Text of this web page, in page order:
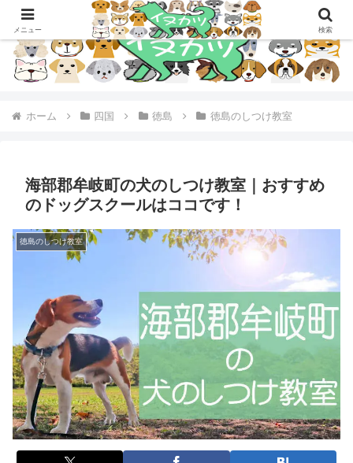
ホーム 四国 徳島 徳島のしつけ教室
海部郡牟岐町の犬のしつけ教室｜おすすめ
のドッグスクールはココです！
徳島のしつけ教室
メニュー 検索